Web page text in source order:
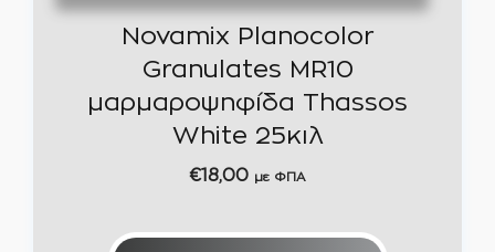
Novamix Planocolor
Granulates MR10
μαρμαροψηφίδα Thassos
White 25κιλ
€18,00 με ΦΠΑ